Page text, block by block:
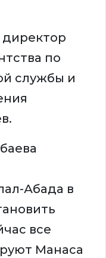
по
службы и
Абада в
все
Манаса